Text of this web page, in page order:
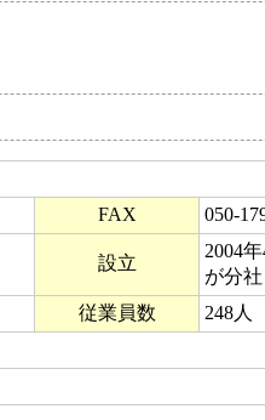
FAX 050-
設立
2004
が分
従業員数
248人